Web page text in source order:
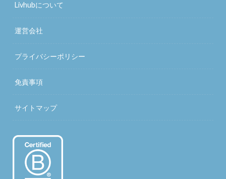
Livhubについて
運営会社
プライバシーポリシー
免責事項
サイトマップ